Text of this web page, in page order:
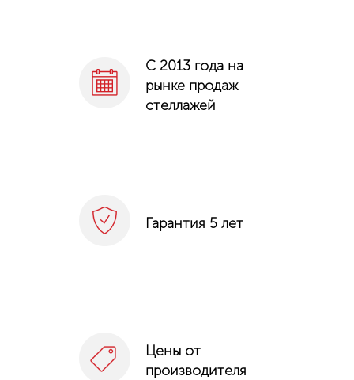
С 2013 года на
рынке продаж
стеллажей
Гарантия 5 лет
Цены от
производителя